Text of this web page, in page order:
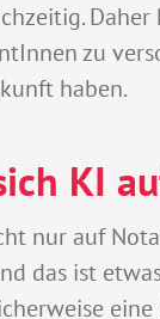
zu
haben.
KI
nur auf
das ist